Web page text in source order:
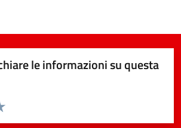
le informazioni su questa
pagina
5 stelle su 5
4 stelle su 5
su 5
su 5